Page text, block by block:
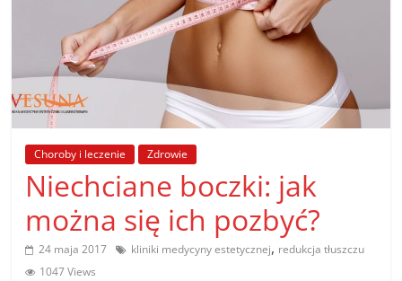
poznaj
te
poradniki.
Porady
praktyczne
porady
Choroby i leczenie Zdrowie
Niechciane boczki: jak
można się ich pozbyć?
24 maja 2017 kliniki medycyny estetycznej, redukcja tłuszczu
1047 Views